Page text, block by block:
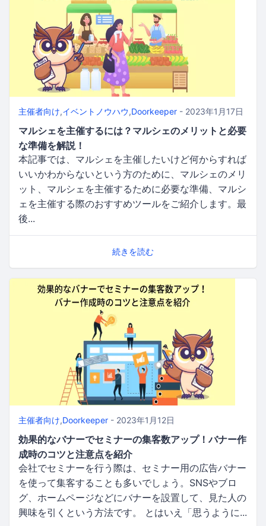
主催者向け,イベントノウハウ,Doorkeeper - 2023年1月17日
マルシェを主催するには？マルシェのメリットと必要
な準備を解説！
本記事では、マルシェを主催したいけど何からすれば
いいかわからないという方のために、マルシェのメリ
ット、マルシェを主催するために必要な準備、マルシ
ェを主催する際のおすすめツールをご紹介します。最
後...
続きを読む
主催者向け,Doorkeeper - 2023年1月12日
効果的なバナーでセミナーの集客数アップ！バナー作
成時のコツと注意点を紹介
会社でセミナーを行う際は、セミナー用の広告バナー
を使って集客することも多いでしょう。SNSやブロ
グ、ホームページなどにバナーを設置して、見た人の
興味を引くという方法です。 とはいえ「思うように...